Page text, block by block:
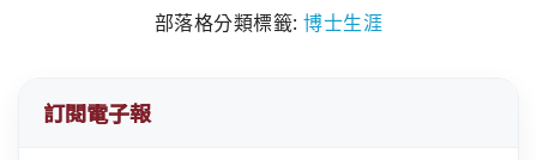
部落格分類標籤:博士生涯
訂閱電子報